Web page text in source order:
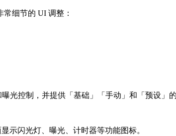
细节的 UI 调整：
光控制，并提供「基础」「手动」和「预设」
示闪光灯、曝光、计时器等功能图标。